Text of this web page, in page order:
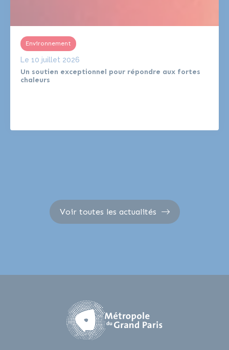
Un soutien exceptionnel pour répondre aux fortes
chaleurs
Le 10 juillet 2026
Environnement
Voir toutes les actualités